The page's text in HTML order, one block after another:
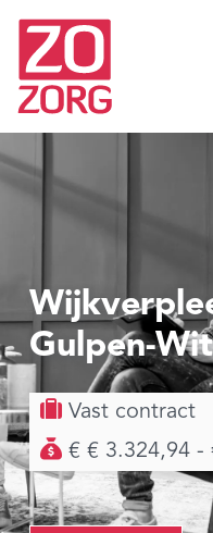
Gulpen-
Vast contract
€ € 3.324,94 -